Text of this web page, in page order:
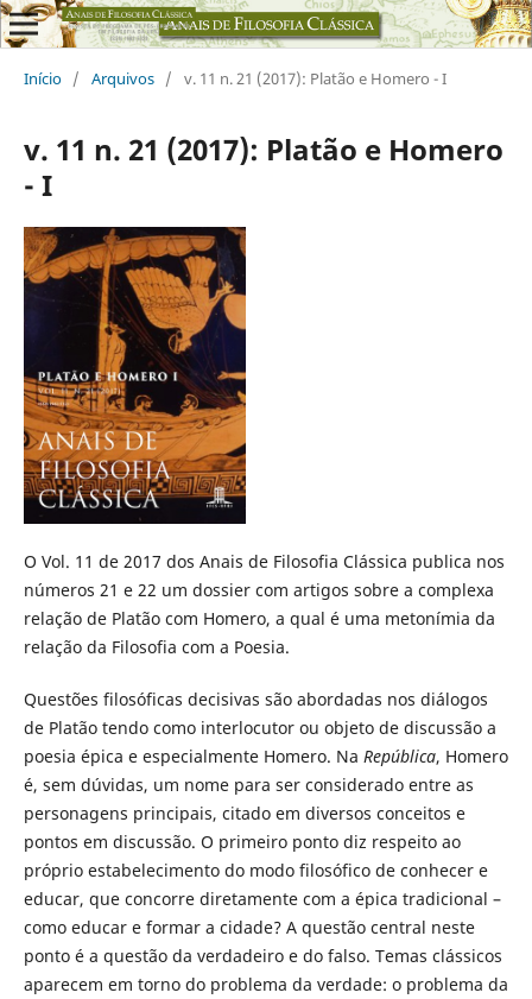
Início / Arquivos / v. 11 n. 21 (2017): Platão e Homero - I
v. 11 n. 21 (2017): Platão e Homero
- I
O Vol. 11 de 2017 dos Anais de Filosofia Clássica publica nos
números 21 e 22 um dossier com artigos sobre a complexa
relação de Platão com Homero, a qual é uma metonímia da
relação da Filosofia com a Poesia.
Questões filosóficas decisivas são abordadas nos diálogos
de Platão tendo como interlocutor ou objeto de discussão a
poesia épica e especialmente Homero. Na República, Homero
é, sem dúvidas, um nome para ser considerado entre as
personagens principais, citado em diversos conceitos e
pontos em discussão. O primeiro ponto diz respeito ao
próprio estabelecimento do modo filosófico de conhecer e
educar, que concorre diretamente com a épica tradicional –
como educar e formar a cidade? A questão central neste
ponto é a questão da verdadeiro e do falso. Temas clássicos
aparecem em torno do problema da verdade: o problema da